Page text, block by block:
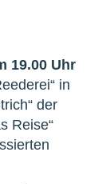
19.00 Uhr
in
der
Reise“